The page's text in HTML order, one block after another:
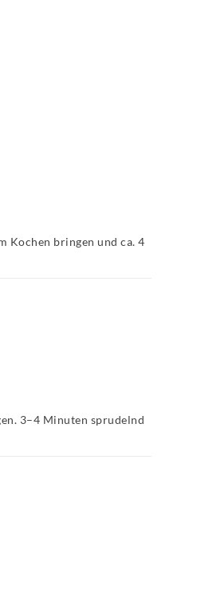
Kochen bringen und ca. 4
3–4 Minuten sprudelnd